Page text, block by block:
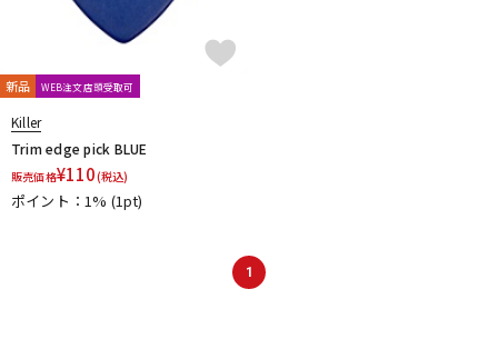
アンプ
新品 WEB注文店頭受取可
Killer
Trim edge pick BLUE
販売価格¥110(税込)
ポイント：1% (1pt)
1